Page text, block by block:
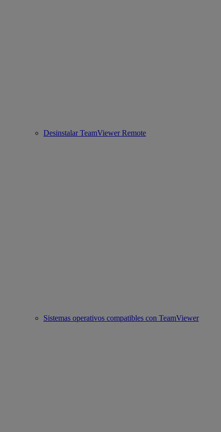
Desinstalar TeamViewer Remote
Sistemas operativos compatibles con TeamViewer